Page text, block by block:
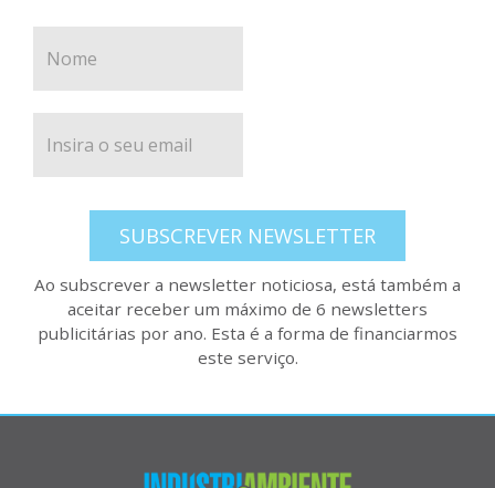
SUBSCREVER NEWSLETTER
Ao subscrever a newsletter noticiosa, está também a
aceitar receber um máximo de 6 newsletters
publicitárias por ano. Esta é a forma de financiarmos
este serviço.